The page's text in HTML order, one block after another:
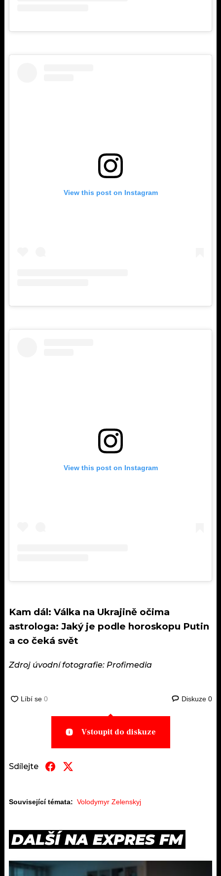
View this post on Instagram
View this post on Instagram
Kam dál: Válka na Ukrajině očima
astrologa: Jaký je podle horoskopu Putin
a co čeká svět
Zdroj úvodní fotografie: Profimedia
Diskuze 0
Vstoupit do diskuze
Sdílejte
Související témata: Volodymyr Zelenskyj
DALŠÍ NA EXPRES FM